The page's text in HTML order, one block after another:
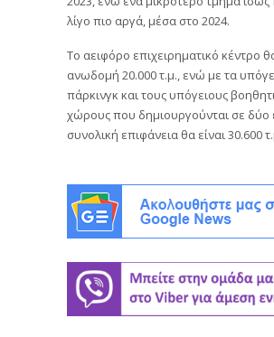
λίγο πιο αργά, μέσα στο 2024.
To αειφόρο επιχειρηματικό κέντρο
ανωδομή 20.000 τ.μ., ενώ με τα
πάρκινγκ και τους υπόγειους
χώρους που δημιουργούνται σε δύο
συνολική επιφάνεια θα είναι 30.600